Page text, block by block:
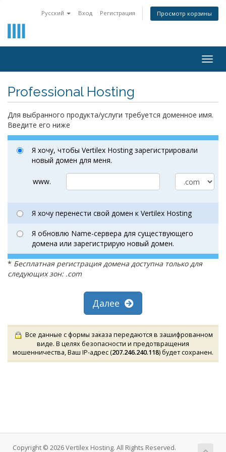
Русский Вход Регистрация Просмотр корзины
Professional Hosting
Для выбранного продукта/услуги требуется доменное имя.
Введите его ниже
Я хочу, чтобы Vertilex Hosting зарегистрировали
новый домен для меня.
www.
Я хочу перенести свой домен к Vertilex Hosting
Я обновлю Name-сервера для существующего
домена или зарегистрирую новый домен.
* Бесплатная регистрация домена доступна только для
следующих зон: .com
Далее
Все данные с формы заказа передаются в зашифрованном
виде. В целях безопасности и предотвращения
мошенничества, Ваш IP-адрес (207.246.240.118) будет сохранен.
Copyright © 2026 Vertilex Hosting. All Rights Reserved.